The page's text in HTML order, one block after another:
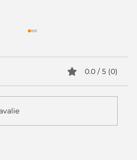
0.0 / 5 (0)